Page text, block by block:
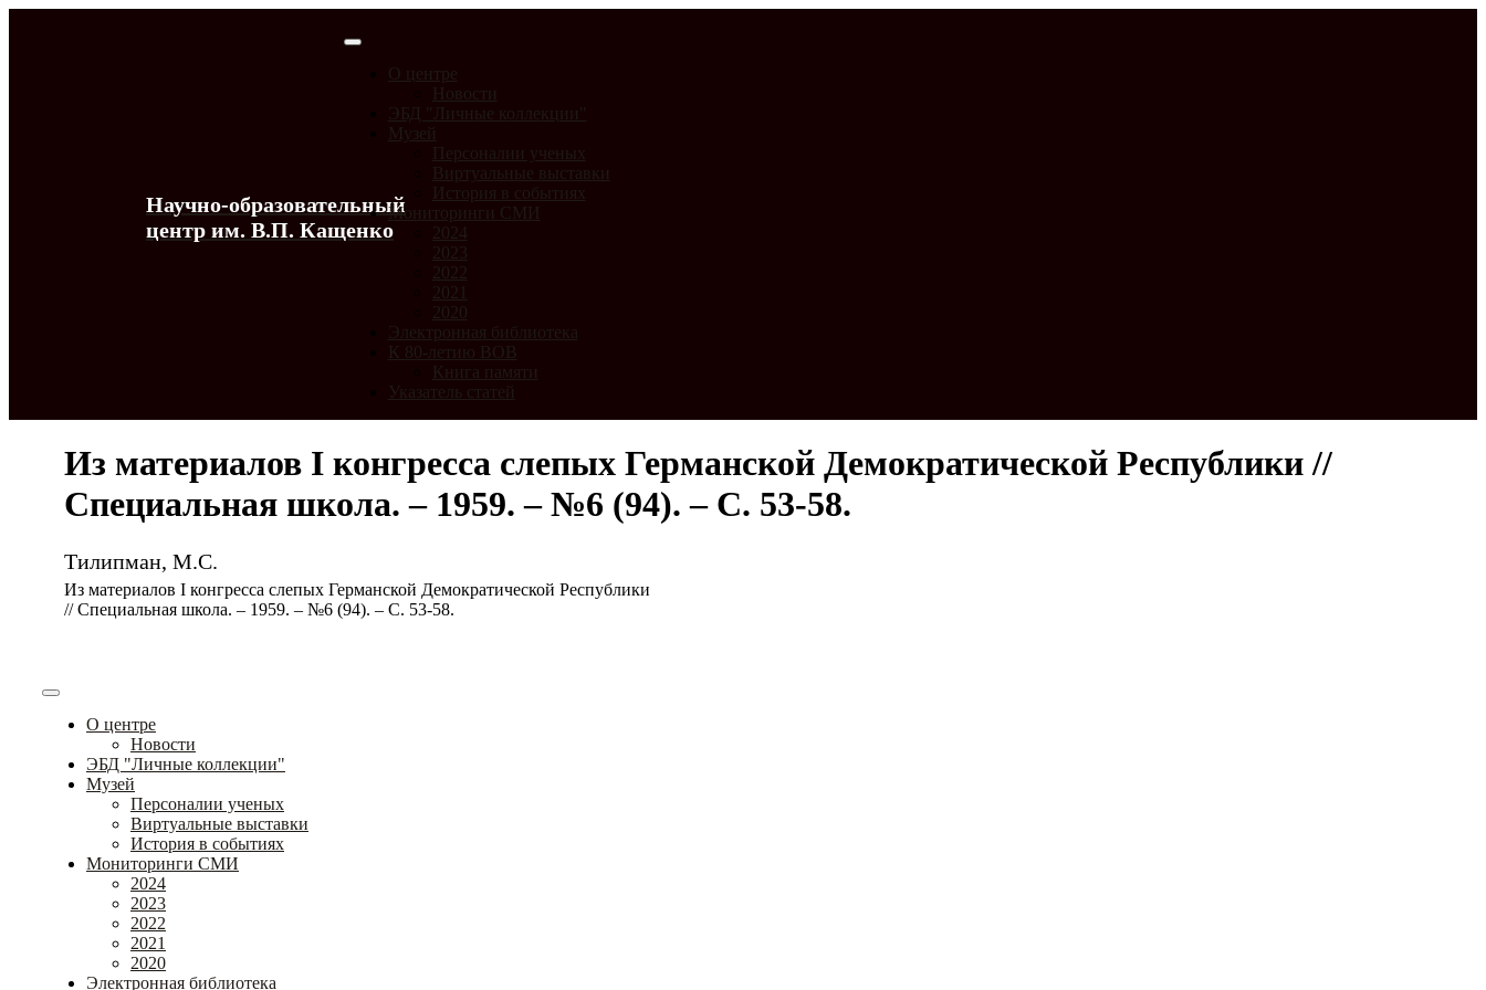
Научно-образовательный
центр им. В.П. Кащенко
О центре
Новости
ЭБД "Личные коллекции"
Музей
Персоналии ученых
Виртуальные выставки
История в событиях
Мониторинги СМИ
2024
2023
2022
2021
2020
Электронная библиотека
К 80-летию ВОВ
Книга памяти
Указатель статей
Из материалов I конгресса слепых Германской Демократической Республики //
Специальная школа. – 1959. – №6 (94). – С. 53-58.
Тилипман, М.С.
Из материалов I конгресса слепых Германской Демократической Республики
// Специальная школа. – 1959. – №6 (94). – С. 53-58.
О центре
Новости
ЭБД "Личные коллекции"
Музей
Персоналии ученых
Виртуальные выставки
История в событиях
Мониторинги СМИ
2024
2023
2022
2021
2020
Электронная библиотека